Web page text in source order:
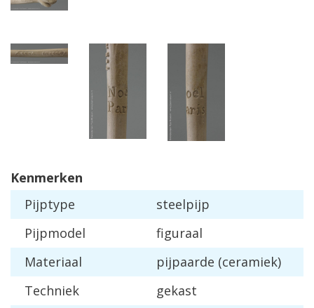
Kenmerken
Pijptype
steelpijp
Pijpmodel
figuraal
Materiaal
pijpaarde (ceramiek)
Techniek
gekast